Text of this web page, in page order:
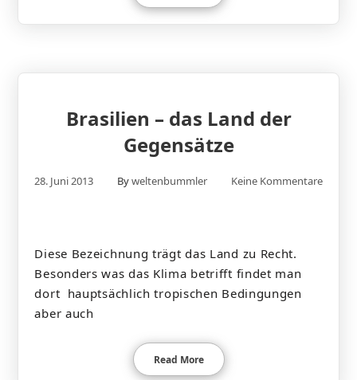
Brasilien – das Land der
Gegensätze
28. Juni 2013 Byweltenbummler Keine Kommentare
Diese Bezeichnung trägt das Land zu Recht.
Besonders was das Klima betrifft findet man
dort hauptsächlich tropischen Bedingungen
aber auch
Read More